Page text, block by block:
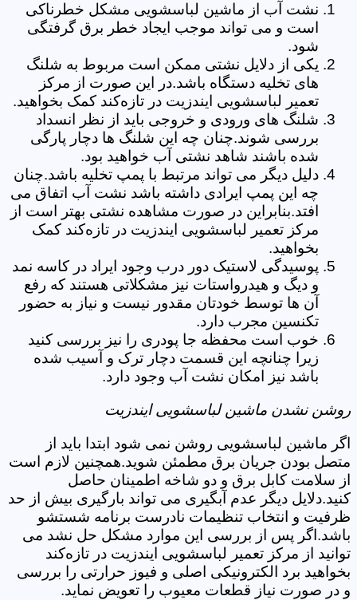
نشت آب از ماشین لباسشویی مشکل خطرناکی
است و می تواند موجب ایجاد خطر برق گرفتگی
شود.
یکی از دلایل نشتی ممکن است مربوط به شلنگ
های تخلیه دستگاه باشد.در این صورت از مرکز
تعمیر لباسشویی ایندزیت در تازه‌کند کمک بخواهید.
شلنگ های ورودی و خروجی باید از نظر انسداد
بررسی شوند.چنان چه این شلنگ ها دچار پارگی
شده باشند شاهد نشتی آب خواهید بود.
دلیل دیگر می تواند مرتبط با پمپ تخلیه باشد.چنان
چه این پمپ ایرادی داشته باشد نشت آب اتفاق می
افتد.بنابراین در صورت مشاهده نشتی بهتر است از
مرکز تعمیر لباسشویی ایندزیت در تازه‌کند کمک
بخواهید.
پوسیدگی لاستیک دور درب وجود ایراد در کاسه نمد
و دیگ و هیدرواستات نیز مشکلاتی هستند که رفع
آن ها توسط خودتان مقدور نیست و نیاز به حضور
تکنسین مجرب دارد.
خوب است محفظه جا پودری را نیز بررسی کنید
زیرا چنانچه این قسمت دچار ترک و آسیب شده
باشد نیز امکان نشت آب وجود دارد.
روشن نشدن ماشین لباسشویی ایندزیت
اگر ماشین لباسشویی روشن نمی شود ابتدا باید از
متصل بودن جریان برق مطمئن شوید.همچنین لازم است
از سلامت کابل برق و دو شاخه اطمینان حاصل
کنید.دلایل دیگر عدم آبگیری می تواند بارگیری بیش از حد
ظرفیت و انتخاب تنظیمات نادرست برنامه شستشو
باشد.اگر پس از بررسی این موارد مشکل حل نشد می
توانید از مرکز تعمیر لباسشویی ایندزیت در تازه‌کند
بخواهید برد الکترونیکی اصلی و فیوز حرارتی را بررسی
و در صورت نیاز قطعات معیوب را تعویض نماید.